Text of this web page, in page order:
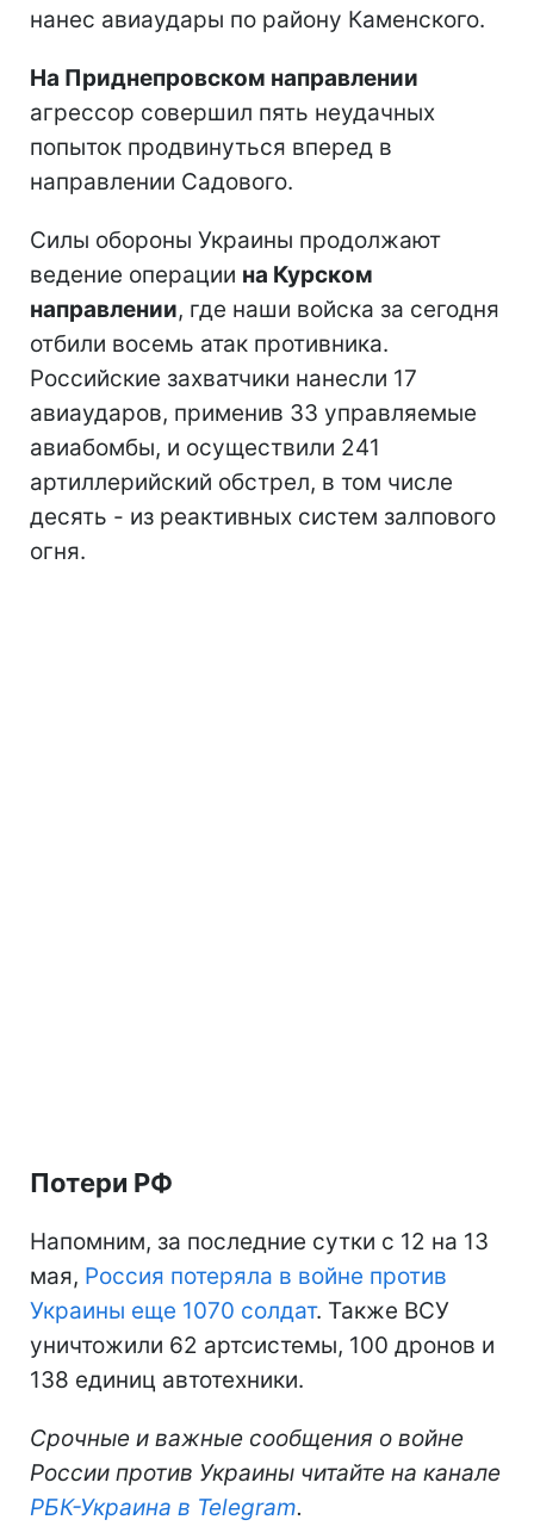
нанес авиаудары по району Каменского.
На Приднепровском направлении
агрессор совершил пять неудачных
попыток продвинуться вперед в
направлении Садового.
Силы обороны Украины продолжают
ведение операции на Курском
направлении, где наши войска за сегодня
отбили восемь атак противника.
Российские захватчики нанесли 17
авиаударов, применив 33 управляемые
авиабомбы, и осуществили 241
артиллерийский обстрел, в том числе
десять - из реактивных систем залпового
огня.
Потери РФ
Напомним, за последние сутки с 12 на 13
мая, Россия потеряла в войне против
Украины еще 1070 солдат. Также ВСУ
уничтожили 62 артсистемы, 100 дронов и
138 единиц автотехники.
Срочные и важные сообщения о войне
России против Украины читайте на канале
РБК-Украина в Telegram.